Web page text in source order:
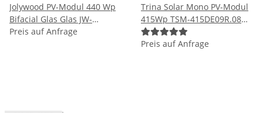
Jolywood PV-Modul 440 Wp
Bifacial Glas Glas JW-
HD108N 440W Schwarz
Preis auf Anfrage
Trina Solar Mono PV-Modul
415Wp TSM-415DE09R.08
Vertex S Rahmen Schwarz
Solarmodul
Preis auf Anfrage